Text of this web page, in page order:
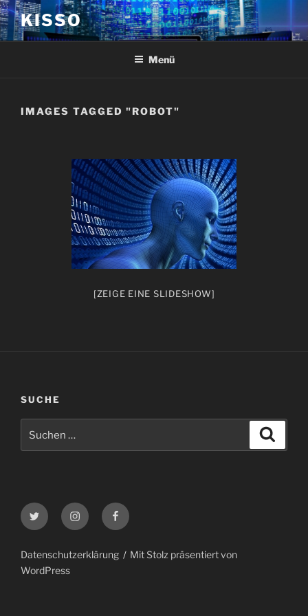
Zum
Inhalt
springen
KISSO
Menü
IMAGES TAGGED "ROBOT"
[ZEIGE EINE SLIDESHOW]
SUCHE
nach:
Twitter InstagramFacebook
Datenschutzerklärung
Mit Stolz präsentiert von
WordPress